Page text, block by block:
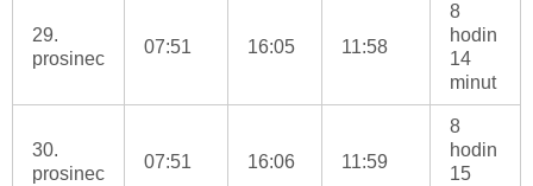
29.
prosinec
07:51 16:05 11:58
8
hodin
14
minut
30.
prosinec
07:51 16:06 11:59
8
hodin
15